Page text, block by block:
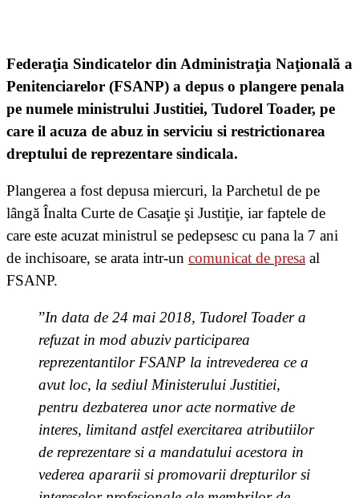
Federaţia Sindicatelor din Administraţia Naţională a
Penitenciarelor (FSANP) a depus o plangere penala
pe numele ministrului Justitiei, Tudorel Toader, pe
care il acuza de abuz in serviciu si restrictionarea
dreptului de reprezentare sindicala.
Plangerea a fost depusa miercuri, la Parchetul de pe
lângă Înalta Curte de Casaţie şi Justiţie, iar faptele de
care este acuzat ministrul se pedepsesc cu pana la 7 ani
de inchisoare, se arata intr-un comunicat de presa al
FSANP.
”In data de 24 mai 2018, Tudorel Toader a
refuzat in mod abuziv participarea
reprezentantilor FSANP la intrevederea ce a
avut loc, la sediul Ministerului Justitiei,
pentru dezbaterea unor acte normative de
interes, limitand astfel exercitarea atributiilor
de reprezentare si a mandatului acestora in
vederea apararii si promovarii drepturilor si